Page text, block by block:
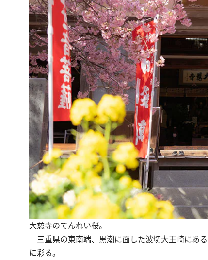
大慈寺のてんれい桜。
三重県の東南端、黒潮に面した波切大王崎にあ
に彩る。